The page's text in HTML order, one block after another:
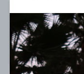
Ürün Açıklaması
Model Ölçüleri : 167cm/
Modelin Beden :
Ürün İçeriği : -
Ürün Boyu : -